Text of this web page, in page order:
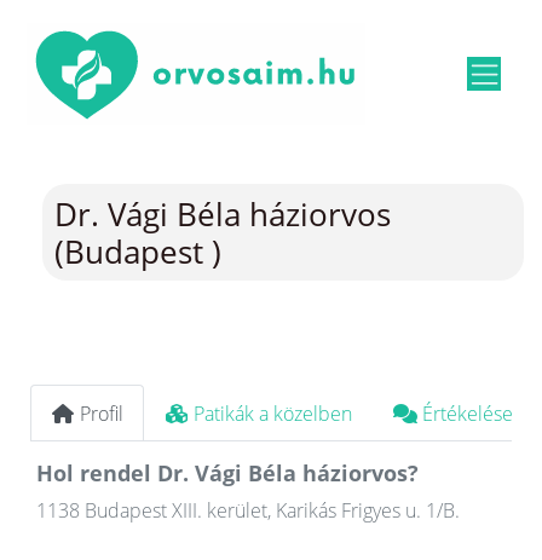
Dr. Vági Béla háziorvos
(Budapest )
Profil Patikák a közelben Értékelések
Hol rendel Dr. Vági Béla háziorvos?
1138 Budapest XIII. kerület, Karikás Frigyes u. 1/B.